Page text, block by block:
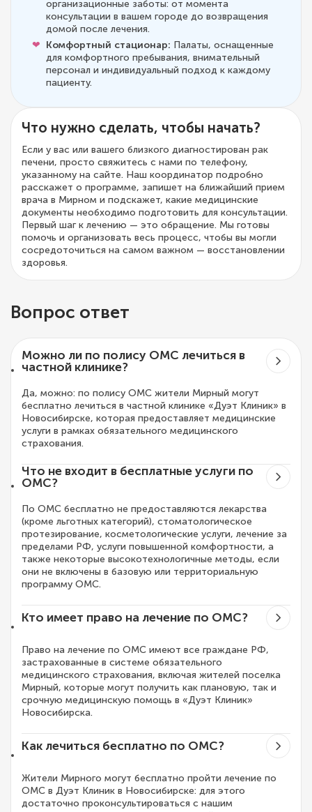
организационные заботы: от момента
консультации в вашем городе до возвращения
домой после лечения.
Комфортный стационар: Палаты, оснащенные
для комфортного пребывания, внимательный
персонал и индивидуальный подход к каждому
пациенту.
Что нужно сделать, чтобы начать?
Если у вас или вашего близкого диагностирован рак
печени, просто свяжитесь с нами по телефону,
указанному на сайте. Наш координатор подробно
расскажет о программе, запишет на ближайший прием
врача в Мирном и подскажет, какие медицинские
документы необходимо подготовить для консультации.
Первый шаг к лечению — это обращение. Мы готовы
помочь и организовать весь процесс, чтобы вы могли
сосредоточиться на самом важном — восстановлении
здоровья.
Вопрос ответ
Можно ли по полису ОМС лечиться в
частной клинике?
Да, можно: по полису ОМС жители Мирный могут
бесплатно лечиться в частной клинике «Дуэт Клиник» в
Новосибирске, которая предоставляет медицинские
услуги в рамках обязательного медицинского
страхования.
Что не входит в бесплатные услуги по
ОМС?
По ОМС бесплатно не предоставляются лекарства
(кроме льготных категорий), стоматологическое
протезирование, косметологические услуги, лечение за
пределами РФ, услуги повышенной комфортности, а
также некоторые высокотехнологичные методы, если
они не включены в базовую или территориальную
программу ОМС.
Кто имеет право на лечение по ОМС?
Право на лечение по ОМС имеют все граждане РФ,
застрахованные в системе обязательного
медицинского страхования, включая жителей поселка
Мирный, которые могут получить как плановую, так и
срочную медицинскую помощь в «Дуэт Клиник»
Новосибирска.
Как лечиться бесплатно по ОМС?
Жители Мирного могут бесплатно пройти лечение по
ОМС в Дуэт Клиник в Новосибирске: для этого
достаточно проконсультироваться с нашим